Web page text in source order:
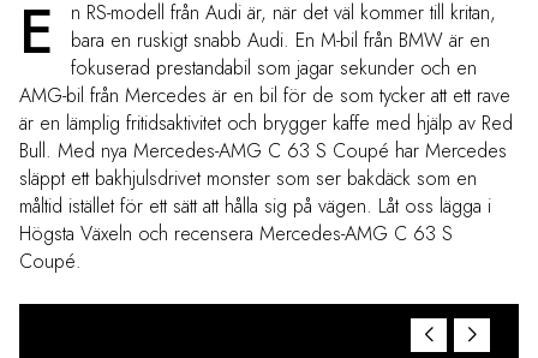
E
n RS-modell från Audi är, när det väl kommer till kritan,
bara en ruskigt snabb Audi. En M-bil från BMW är en
fokuserad prestandabil som jagar sekunder och en
AMG-bil från Mercedes är en bil för de som tycker att ett rave
är en lämplig fritidsaktivitet och brygger kaffe med hjälp av Red
Bull. Med nya Mercedes-AMG C 63 S Coupé har Mercedes
släppt ett bakhjulsdrivet monster som ser bakdäck som en
måltid istället för ett sätt att hålla sig på vägen. Låt oss lägga i
Högsta Växeln och recensera Mercedes-AMG C 63 S
Coupé.